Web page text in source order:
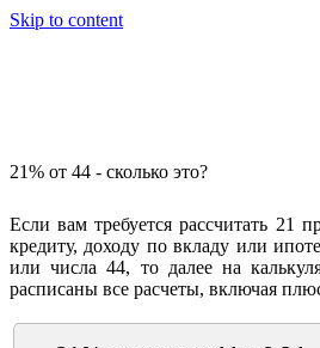
Skip to content
21% от 44 - сколько это?
Если вам требуется рассчитать 21
кредиту, доходу по вкладу или
или числа 44, то далее на
расписаны все расчеты, включая